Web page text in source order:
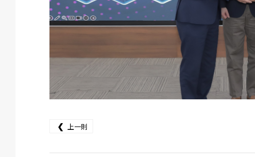
❮ 上一則